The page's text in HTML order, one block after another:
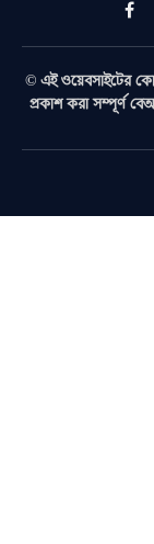
© এই ওয়েবসাইটের
প্রকাশ করা সম্পূর্ণ